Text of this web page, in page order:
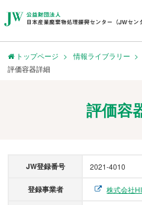
トップページ 情報ライブラリー
評価容器詳細
評価容
JW登録番号 2021-4010
登録事業者 株式会社